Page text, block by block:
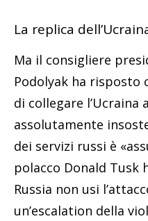
La replica
Ma il consigliere
Podolyak ha risposto
di collegare
assolutamente
dei servizi russi è
polacco Donald Tusk
Russia non usi
un’escalation della